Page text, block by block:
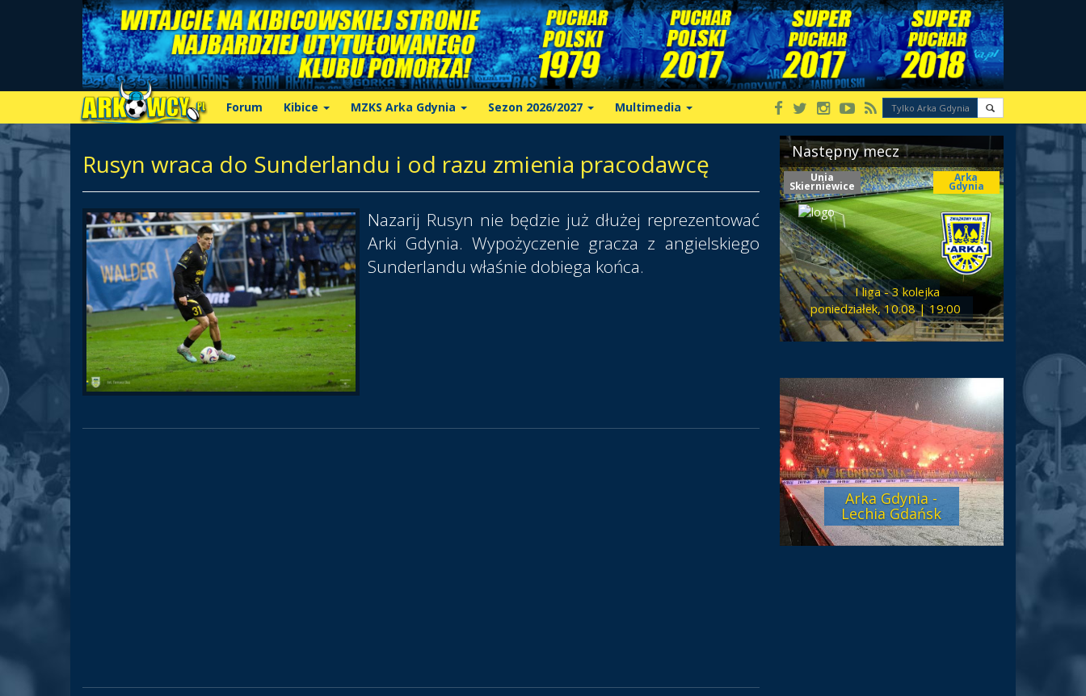
Forum Kibice MZKS Arka Gdynia Sezon 2026/2027 Multimedia
Rusyn wraca do Sunderlandu i od razu zmienia pracodawcę
Nazarij Rusyn nie będzie już dłużej reprezentować
Arki Gdynia. Wypożyczenie gracza z angielskiego
Sunderlandu właśnie dobiega końca.
Następny mecz
Unia
Skierniewice
Arka
Gdynia
I liga - 3 kolejka
poniedziałek, 10.08 | 19:00
Arka Gdynia -
Lechia Gdańsk